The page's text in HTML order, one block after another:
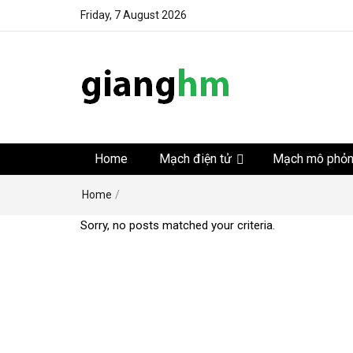
Friday, 7 August 2026
Home Mạch điện tử Mạch mô
Home /
Sorry, no posts matched your criteria.